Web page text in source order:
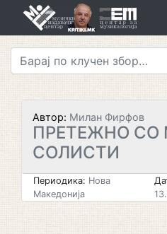
Автор: Милан Фирфов
ПРЕТЕЖНО СО
СОЛИСТИ
Периодика: Нова
Македонија